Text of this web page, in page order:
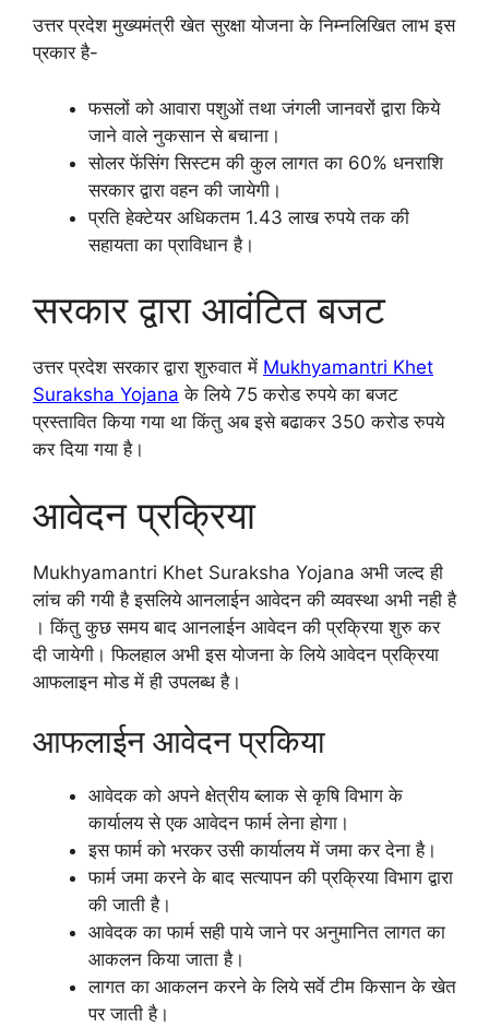
उत्तर प्रदेश मुख्यमंत्री खेत सुरक्षा योजना के निम्नलिखित लाभ इस
प्रकार है-
फसलों को आवारा पशुओं तथा जंगली जानवरों द्वारा किये
जाने वाले नुकसान से बचाना।
सोलर फेंसिंग सिस्टम की कुल लागत का 60% धनराशि
सरकार द्वारा वहन की जायेगी।
प्रति हेक्टेयर अधिकतम 1.43 लाख रुपये तक की
सहायता का प्राविधान है।
सरकार द्वारा आवंटित बजट
उत्तर प्रदेश सरकार द्वारा शुरुवात में Mukhyamantri Khet
Suraksha Yojana के लिये 75 करोड रुपये का बजट
प्रस्तावित किया गया था किंतु अब इसे बढाकर 350 करोड रुपये
कर दिया गया है।
आवेदन प्रक्रिया
Mukhyamantri Khet Suraksha Yojana अभी जल्द ही
लांच की गयी है इसलिये आनलाईन आवेदन की व्यवस्था अभी नही है
। किंतु कुछ समय बाद आनलाईन आवेदन की प्रक्रिया शुरु कर
दी जायेगी। फिलहाल अभी इस योजना के लिये आवेदन प्रक्रिया
आफलाइन मोड में ही उपलब्ध है।
आफलाईन आवेदन प्रकिया
आवेदक को अपने क्षेत्रीय ब्लाक से कृषि विभाग के
कार्यालय से एक आवेदन फार्म लेना होगा।
इस फार्म को भरकर उसी कार्यालय में जमा कर देना है।
फार्म जमा करने के बाद सत्यापन की प्रक्रिया विभाग द्वारा
की जाती है।
आवेदक का फार्म सही पाये जाने पर अनुमानित लागत का
आकलन किया जाता है।
लागत का आकलन करने के लिये सर्वे टीम किसान के खेत
पर जाती है।